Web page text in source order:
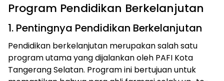
Program Pendidikan Berkelanjutan
1. Pentingnya Pendidikan Berkelanjutan
Pendidikan berkelanjutan merupakan salah satu
program utama yang dijalankan oleh PAFI Kota
Tangerang Selatan. Program ini bertujuan untuk